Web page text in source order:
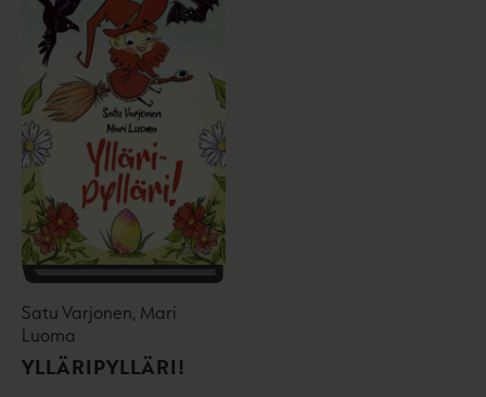
Satu Varjonen, Mari
Luoma
YLLÄRIPYLLÄRI!